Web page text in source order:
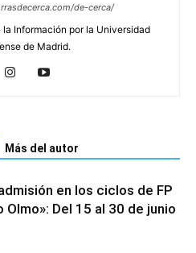
de-cerca/
Información por la Universidad
de Madrid.
Más del autor
en los ciclos de FP
Olmo»: Del 15 al 30 de junio